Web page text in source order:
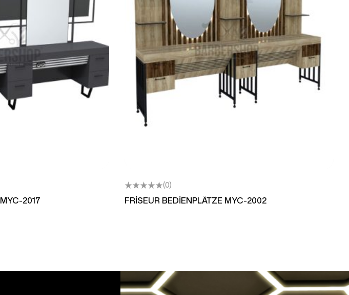
FRİSEUR BEDİENPLÄTZE MYC-2017
(0)
FRİSEUR BEDİENPLÄTZE MYC-2002